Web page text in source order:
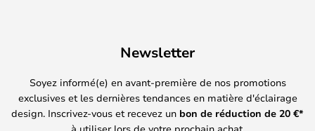
Newsletter
Soyez informé(e) en avant-première de nos promotions
exclusives et les dernières tendances en matière d'éclairage
design. Inscrivez-vous et recevez un bon de réduction de 20 €*
à utiliser lors de votre prochain achat.